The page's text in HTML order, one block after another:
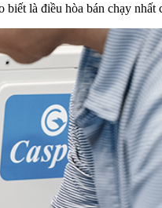
là điều hòa bán chạy